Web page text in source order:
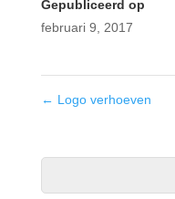
Gepubliceerd op
februari 9, 2017
← Logo verhoeven